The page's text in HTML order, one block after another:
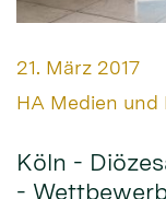
Datum:
21. März 2017
Von:
HA Medien
Köln -
-